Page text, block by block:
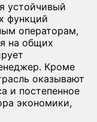
устойчивый
функций
операторам,
на общих
Кроме
оказывают
и постепенное
экономики,